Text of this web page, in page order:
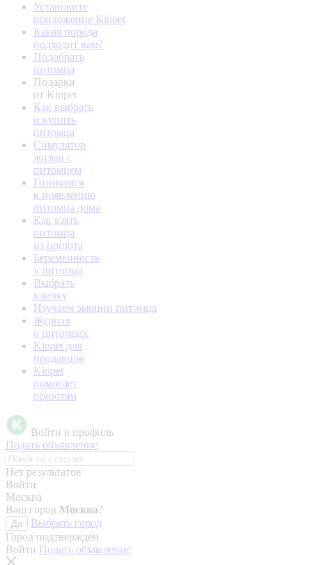
Установите
приложение Kinpet
Какая порода
подходит вам?
Подобрать
питомца
Подарки
от Kinpet
Как выбрать
и купить
питомца
Симулятор
жизни с
питомцем
Готовимся
к появлению
питомца дома
Как взять
питомца
из приюта
Беременность
у питомца
Выбрать
кличку
Изучаем эмоции питомца
Журнал
о питомцах
Kinpet для
продавцов
Kinpet
помогает
приютам
Войти в профиль
Подать объявление
Нет результатов
Войти
Москва
Ваш город Москва?
Да
Выбрать город
Город подтверждён
Войти Подать объявление